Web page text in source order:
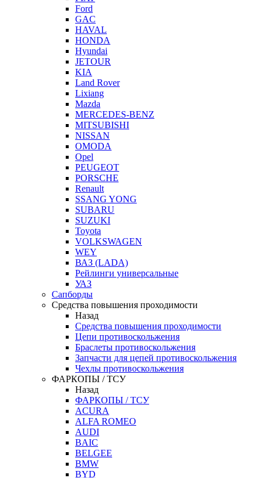
Ford
GAC
HAVAL
HONDA
Hyundai
JETOUR
KIA
Land Rover
Lixiang
Mazda
MERCEDES-BENZ
MITSUBISHI
NISSAN
OMODA
Opel
PEUGEOT
PORSCHE
Renault
SSANG YONG
SUBARU
SUZUKI
Toyota
VOLKSWAGEN
WEY
ВАЗ (LADA)
Рейлинги универсальные
УАЗ
Сапборды
Средства повышения проходимости
Назад
Средства повышения проходимости
Цепи противоскольжения
Браслеты противоскольжения
Запчасти для цепей противоскольжения
Чехлы противоскольжения
ФАРКОПЫ / ТСУ
Назад
ФАРКОПЫ / ТСУ
ACURA
ALFA ROMEO
AUDI
BAIC
BELGEE
BMW
BYD